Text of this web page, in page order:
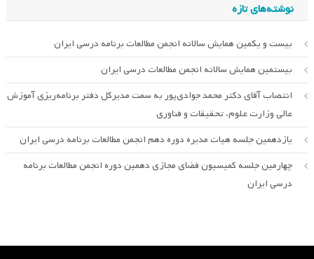
نوشته‌های تازه
بیست و یکمین همایش سالانه انجمن مطالعات برنامه درسی ایران
بیستمین همایش سالانه انجمن مطالعات درسی ایران
انتصاب آقای دکتر محمد جوادی‌پور به سمت مدیرکل دفتر برنامه‌ریزی آموزش
عالی وزارت علوم، تحقیقات و فناوری
یازدهمین جلسه هیات مدیره دوره دهم انجمن مطالعات برنامه درسی ایران
چهارمین جلسه کمیسیون فضای مجازی دهمین دوره انجمن مطالعات برنامه
درسی ایران